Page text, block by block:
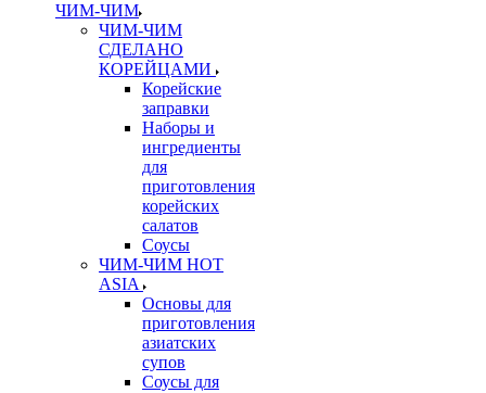
ЧИМ-ЧИМ
ЧИМ-ЧИМ
СДЕЛАНО
КОРЕЙЦАМИ
Корейские
заправки
Наборы и
ингредиенты
для
приготовления
корейских
салатов
Соусы
ЧИМ-ЧИМ HOT
ASIA
Основы для
приготовления
азиатских
супов
Соусы для